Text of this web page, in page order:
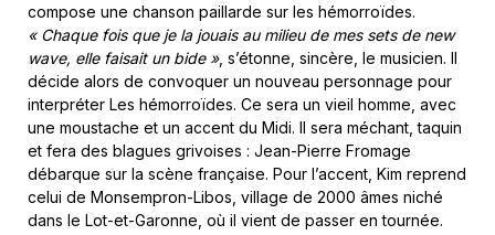
compose une chanson paillarde sur les hémorroïdes.
« Chaque fois que je la jouais au milieu de mes sets de new
wave, elle faisait un bide », s’étonne, sincère, le musicien. Il
décide alors de convoquer un nouveau personnage pour
interpréter Les hémorroïdes. Ce sera un vieil homme, avec
une moustache et un accent du Midi. Il sera méchant, taquin
et fera des blagues grivoises : Jean-Pierre Fromage
débarque sur la scène française. Pour l’accent, Kim reprend
celui de Monsempron-Libos, village de 2000 âmes niché
dans le Lot-et-Garonne, où il vient de passer en tournée.